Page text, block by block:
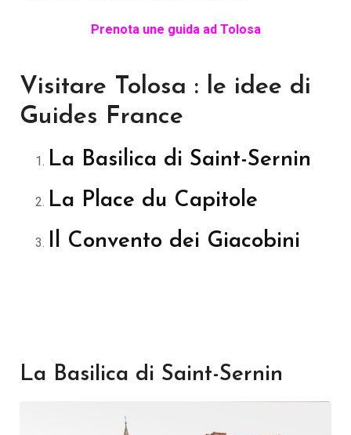
Prenota une guida ad Tolosa
Visitare Tolosa : le idee di
Guides France
La Basilica di Saint-Sernin
La Place du Capitole
Il Convento dei Giacobini
La Basilica di Saint-Sernin